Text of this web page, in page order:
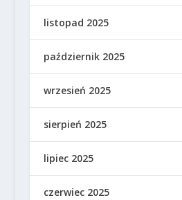
listopad 2025
październik 2025
wrzesień 2025
sierpień 2025
lipiec 2025
czerwiec 2025